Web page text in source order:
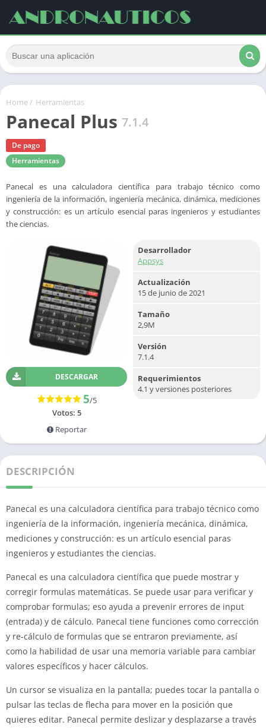
Home/ Herramientas
Panecal Plus 7.1.4
De pago
Herramientas
Panecal es una calculadora científica para trabajo técnico como
ingeniería de la información, ingeniería mecánica, dinámica, mediciones
y construcción: es un artículo esencial paras ingenieros y estudiantes
the ciencias.
DESCARGAR
5/5
Votos: 5
Reportar
Desarrollador
Appsys
Actualización
15 de junio de 2021
Tamaño
2,9M
Versión
7.1.4
Requerimientos
4.1 y versiones posteriores
DESCRIPCIÓN
Panecal es una calculadora científica para trabajo técnico como
ingeniería de la información, ingeniería mecánica, dinámica,
mediciones y construcción: es un artículo esencial paras
ingenieros y estudiantes the ciencias.
Panecal es una calculadora científica que puede mostrar y
corregir formulas matemáticas. Se puede usar para verificar y
comprobar formulas; eso ayuda a prevenir errores de input
(entrada) y de cálculo. Panecal tiene funciones como corrección
y re-cálculo de formulas que se entraron previamente, así
como la habilidad de usar una memoria variable para cambiar
valores específicos y hacer cálculos.
Un cursor se visualiza en la pantalla; puedes tocar la pantalla o
pulsar las teclas de flecha para mover en la posición que
quieres editar. Panecal permite deslizar y desplazarse a través